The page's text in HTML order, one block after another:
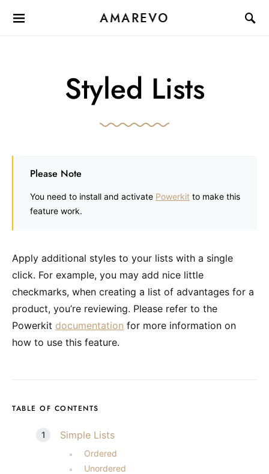
AMAREVO
Styled Lists
Please Note
You need to install and activate Powerkit to make this
feature work.
Apply additional styles to your lists with a single
click. For example, you may add nice little
checkmarks, when creating a list of advantages for a
product, you’re reviewing. Please refer to the
Powerkit documentation for more information on
how to use this feature.
TABLE OF CONTENTS
Simple Lists
Ordered
Unordered